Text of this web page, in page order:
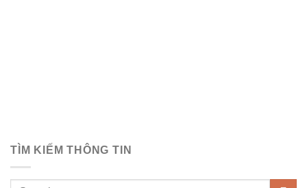
TÌM KIẾM THÔNG TIN